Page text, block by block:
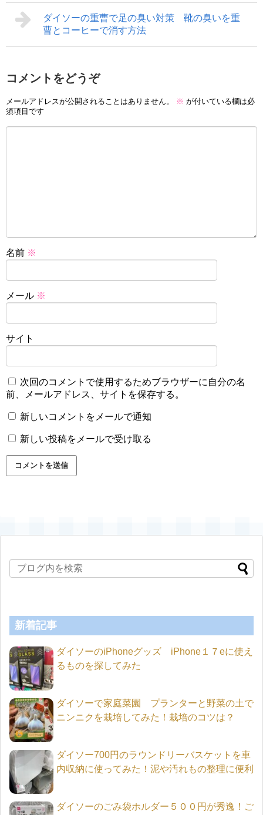
ダイソーの重曹で足の臭い対策 靴の臭いを重
曹とコーヒーで消す方法
コメントをどうぞ
メールアドレスが公開されることはありません。 ※ が付いている欄は必
須項目です
名前 ※
メール ※
サイト
次回のコメントで使用するためブラウザーに自分の名
前、メールアドレス、サイトを保存する。
新しいコメントをメールで通知
新しい投稿をメールで受け取る
新着記事
ダイソーのiPhoneグッズ iPhone１７eに使え
るものを探してみた
ダイソーで家庭菜園 プランターと野菜の土で
ニンニクを栽培してみた！栽培のコツは？
ダイソー700円のラウンドリーバスケットを車
内収納に使ってみた！泥や汚れもの整理に便利
ダイソーのごみ袋ホルダー５００円が秀逸！ご